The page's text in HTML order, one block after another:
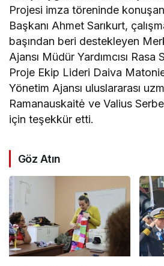
Projesi imza töreninde
Başkanı Ahmet Sarıkurt,
başından beri destekleyen
Ajansı Müdür Yardımcısı
Proje Ekip Lideri Daiva
Yönetim Ajansı uluslararası
Ramanauskaitė ve Valius
için teşekkür etti.
Göz Atın